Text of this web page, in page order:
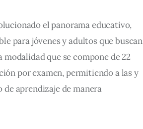
el panorama educativo,
para jóvenes y adultos que buscan
que se compone de 22
por examen, permitiendo a las y
aprendizaje de manera